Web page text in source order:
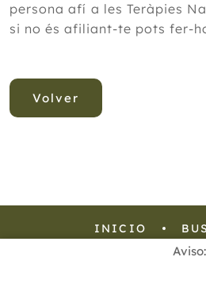
persona afí a les Teràpies
si no és afiliant-te pots fer-
Volver
INICIO